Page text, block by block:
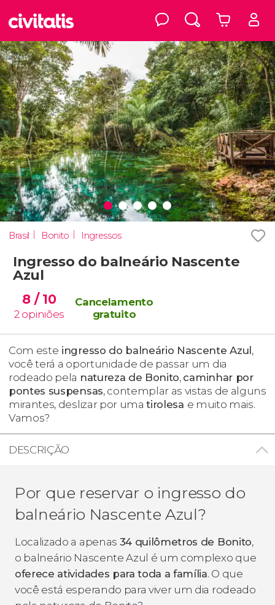
Brasil Bonito Ingressos
Ingresso do balneário Nascente
Azul
8 / 10
2 opiniões
Cancelamento
gratuito
Com este ingresso do balneário Nascente Azul,
você terá a oportunidade de passar um dia
rodeado pela natureza de Bonito, caminhar por
pontes suspensas, contemplar as vistas de alguns
mirantes, deslizar por umatirolesa e muito mais.
Vamos?
DESCRIÇÃO
Por que reservar o ingresso do
balneário Nascente Azul?
Localizado a apenas 34 quilômetros de Bonito,
o balneário Nascente Azul é um complexo que
oferece atividades para toda a família. O que
você está esperando para viver um dia rodeado